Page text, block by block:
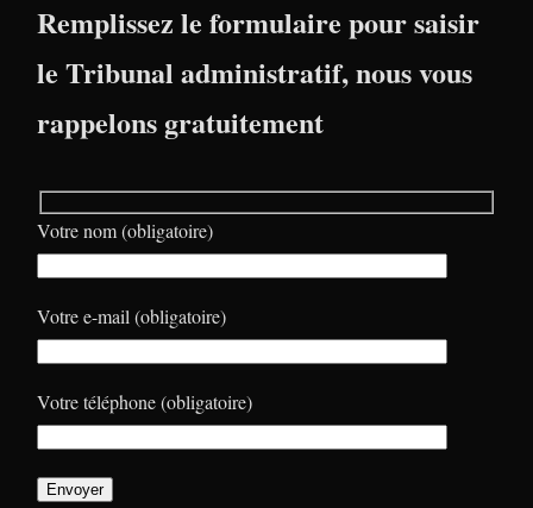
Remplissez le formulaire pour saisir
le Tribunal administratif, nous vous
rappelons gratuitement
Votre nom (obligatoire)
Votre e-mail (obligatoire)
Votre téléphone (obligatoire)